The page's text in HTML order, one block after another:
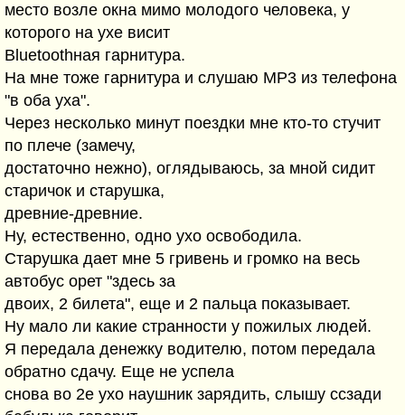
место возле окна мимо молодого человека, у
которого на ухе висит
Bluetoothная гарнитура.
На мне тоже гарнитура и слушаю МР3 из телефона
"в оба уха".
Через несколько минут поездки мне кто-то стучит
по плече (замечу,
достаточно нежно), оглядываюсь, за мной сидит
старичок и старушка,
древние-древние.
Ну, естественно, одно ухо освободила.
Старушка дает мне 5 гривень и громко на весь
автобус орет "здесь за
двоих, 2 билета", еще и 2 пальца показывает.
Ну мало ли какие странности у пожилых людей.
Я передала денежку водителю, потом передала
обратно сдачу. Еще не успела
снова во 2е ухо наушник зарядить, слышу ссзади